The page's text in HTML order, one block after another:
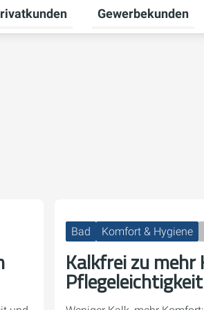
für Erneuerbare Energien
Untermenü für
Gewerbekunden
Bad Komfort & Hygiene
Kalkfrei zu
Pflegeleichtigkeit